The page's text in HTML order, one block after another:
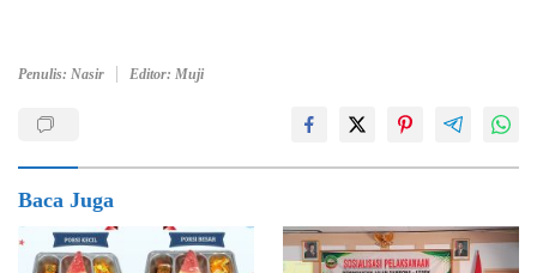
Penulis: Nasir Editor: Muji
Baca Juga